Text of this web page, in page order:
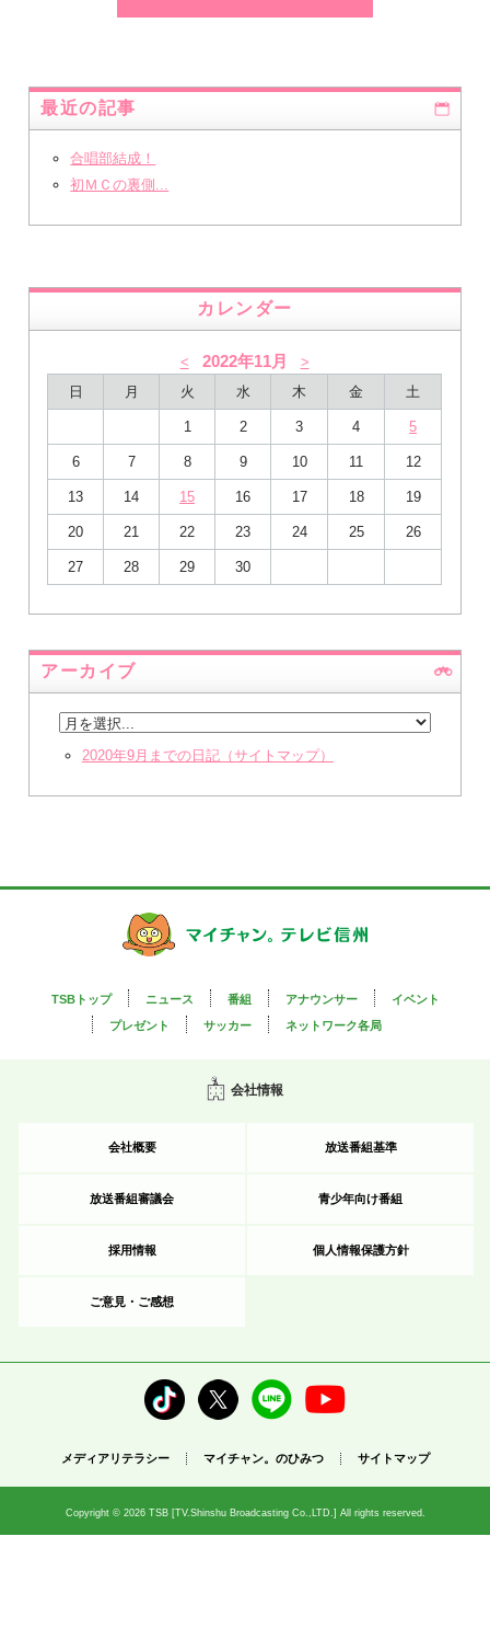
最近の記事
合唱部結成！
初ＭＣの裏側...
カレンダー
< 2022年11月
>
日
月 火 水 木 金 土
1 2 3 4 5
6 7 8 9 10 11 12
13 14 15 16 17 18 19
20 21 22 23 24 25 26
27 28 29 30
アーカイブ
2020年9月までの日記（サイトマップ）
TSBトップ ニュース 番組 アナウンサー
イベント
プレゼント
サッカー ネットワーク各局
会社情報
会社概要 放送番組基準
放送番組審議会 青少年向け番組
採用情報 個人情報保護方針
ご意見・ご感想
メディアリテラシー マイチャン。のひみつ サイトマップ
Copyright © 2026 TSB [TV.Shinshu Broadcasting Co.,LTD.] All rights reserved.